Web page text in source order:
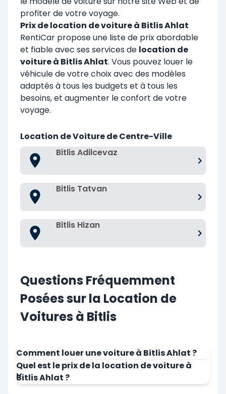
profiter de votre voyage.
Prix de location de voiture à Bitlis Ahlat
RentiCar propose une liste de prix abordable
et fiable avec ses services de location de
voiture à Bitlis Ahlat. Vous pouvez louer le
véhicule de votre choix avec des modèles
adaptés à tous les budgets et à tous les
besoins, et augmenter le confort de votre
voyage.
Location de Voiture de Centre-Ville
Bitlis Adilcevaz
Bitlis Tatvan
Bitlis Hizan
Questions Fréquemment
Posées sur la Location de
Voitures à Bitlis
Comment louer une voiture à Bitlis Ahlat ?
Quel est le prix de la location de voiture à
Bitlis Ahlat ?